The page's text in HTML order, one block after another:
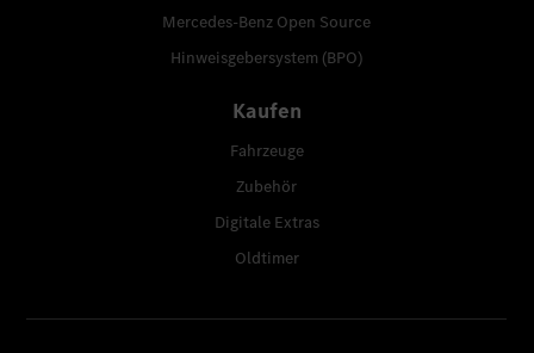
Mercedes-Benz Open Source
Hinweisgebersystem (BPO)
Kaufen
Fahrzeuge
Zubehör
Digitale Extras
Oldtimer